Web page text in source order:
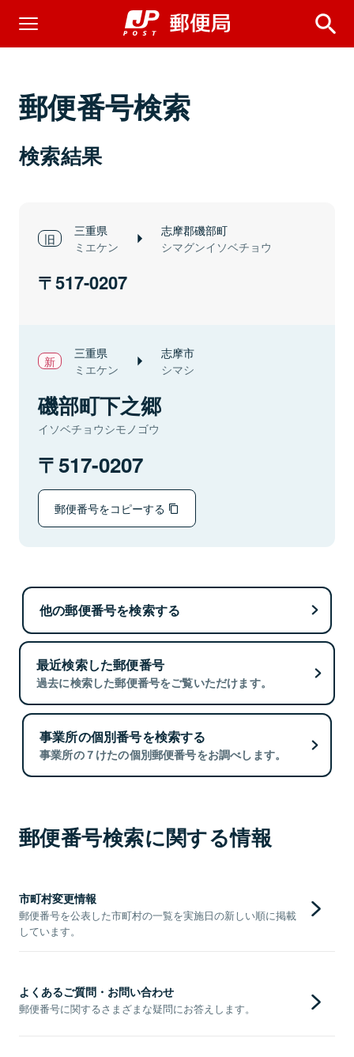
郵便番号検索
検索結果
三重県
ミエケン
志摩郡磯部町
シマグンイソベチョウ
517-0207
三重県
ミエケン
志摩市
シマシ
磯部町下之郷
イソベチョウシモノゴウ
517-0207
郵便番号をコピーする
他の郵便番号を検索する
最近検索した郵便番号
過去に検索した郵便番号をご覧いただけます。
事業所の個別番号を検索する
事業所の７けたの個別郵便番号をお調べします。
郵便番号検索に関する情報
市町村変更情報
郵便番号を公表した市町村の一覧を実施日の新しい順に掲載
しています。
よくあるご質問・お問い合わせ
郵便番号に関するさまざまな疑問にお答えします。